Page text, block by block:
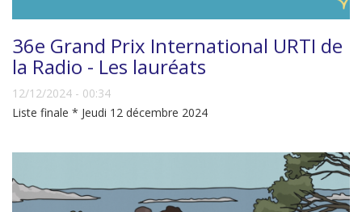
36e Grand Prix International URTI de
la Radio - Les lauréats
12/12/2024 - 00:34
Liste finale * Jeudi 12 décembre 2024